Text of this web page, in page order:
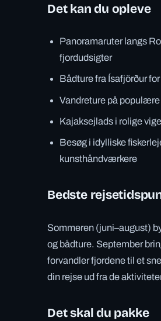
Det kan du opleve
Panoramaruter langs
fjordudsigter
Bådture fra Ísafjörður
Vandreture på
Kajaksejlads i rolige
Besøg i idylliske
kunsthåndværkere
Bedste
Sommeren (juni–august)
og bådture. September
forvandler fjordene til et
din rejse ud fra de
Det skal du pakke